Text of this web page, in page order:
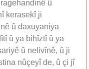
û
kerasekî ji
û daxuyaniya
û ya bihîztî û ya
û nelivînê, û ji
nûçeyî de, û çi jî